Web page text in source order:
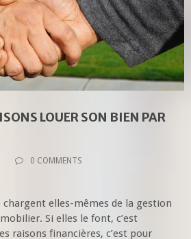
LOUER SON BIEN PAR
0 COMMENTS
chargent elles-mêmes de la gestion
Si elles le font, c’est
raisons financières, c’est pour